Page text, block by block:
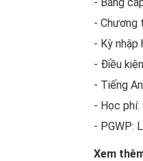
- Chương
- Kỳ nhập
- Điều
- Tiếng
- Học phí:
- PGWP:
Xem